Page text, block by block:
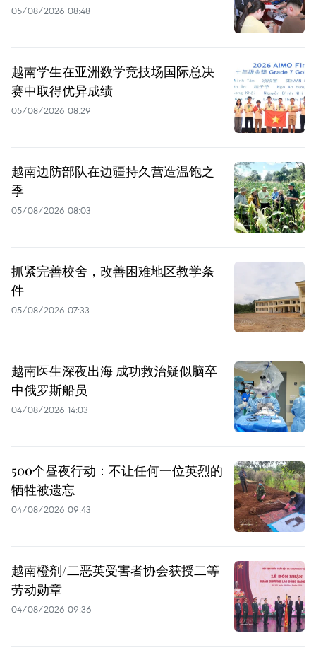
05/08/2026 08:48
越南学生在亚洲数学竞技场国际总决
赛中取得优异成绩
05/08/2026 08:29
越南边防部队在边疆持久营造温饱之
季
05/08/2026 08:03
抓紧完善校舍，改善困难地区教学条
件
05/08/2026 07:33
越南医生深夜出海 成功救治疑似脑卒
中俄罗斯船员
04/08/2026 14:03
500个昼夜行动：不让任何一位英烈的
牺牲被遗忘
04/08/2026 09:43
越南橙剂/二恶英受害者协会获授二等
劳动勋章
04/08/2026 09:36